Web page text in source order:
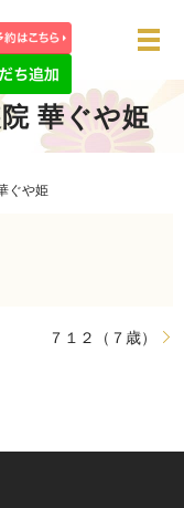
メ
華ぐや姫
ぐや姫
７１２（７歳）